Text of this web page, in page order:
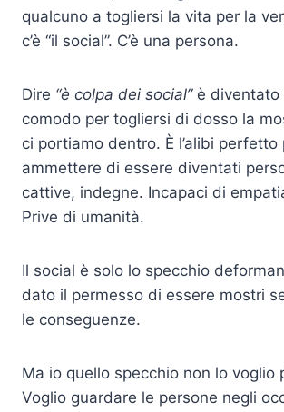
qualcuno a togliersi la vita per la
c’è “il social”. C’è una persona.
Dire “è colpa dei social”è diventato
comodo per togliersi di dosso la
ci portiamo dentro. È l’alibi perfetto
ammettere di essere diventati
cattive, indegne. Incapaci di
Prive di umanità.
Il social è solo lo specchio
dato il permesso di essere mostri
le conseguenze.
Ma io quello specchio non lo voglio
Voglio guardare le persone negli